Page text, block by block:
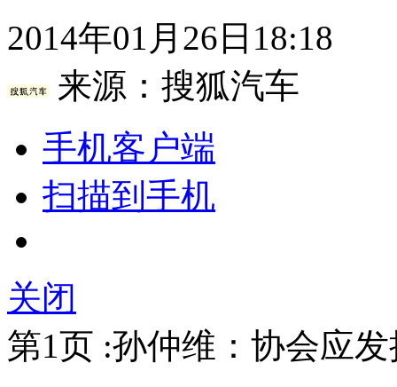
2014年01月26日18:18
来源： 搜狐汽车
手机客户端
扫描到手机
关闭
第1页 :孙仲维：协会应